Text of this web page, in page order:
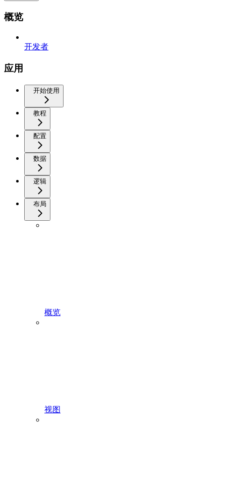
概览
开发者
应用
开始使用
教程
配置
数据
逻辑
布局
概览
视图